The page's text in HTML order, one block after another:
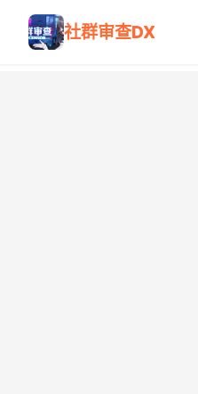
社群审查DX